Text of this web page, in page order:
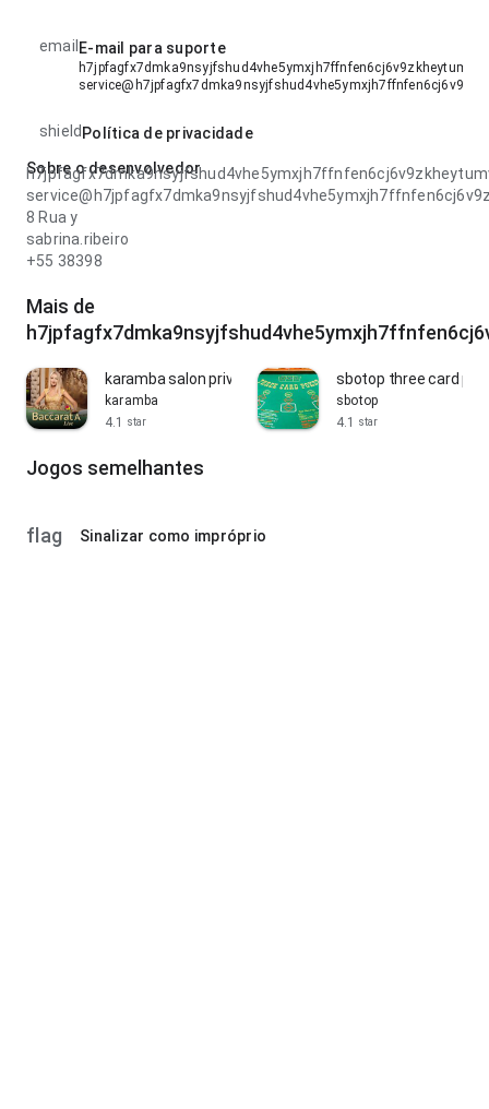
email E-mail para suporte
shield Política de privacidade
Sobre o desenvolvedor
8 Rua y
sabrina.ribeiro
+55 38398
Mais de
karamba salon prive baccarat
karamba
4.1
star
sbotop three card
sbotop
4.1
star
Jogos semelhantes
flag Sinalizar como impróprio